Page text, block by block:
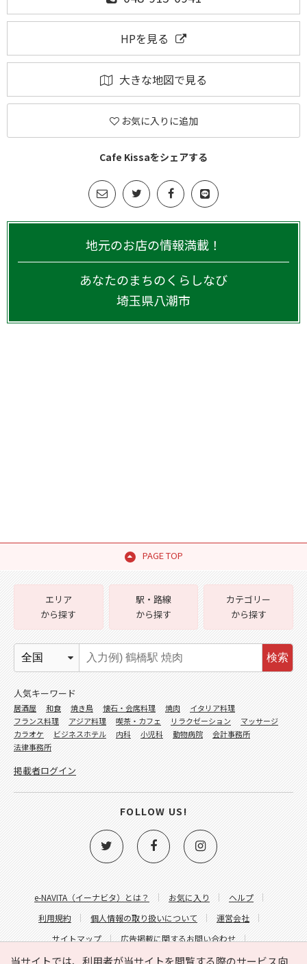
HPを見る
大きな地図で見る
お気に入りに追加
Cafe Kissaをシェアする
地元のお店の情報満載！
あなたのまちのくらしなび
埼玉県八潮市
PAGE TOP
当サイトでは、利用者が当サイトを閲覧する際のサービス向
e-NAVITA（イーナビタ）とは？ お気に入り
ヘルプ
利用規約
個人情報の取り扱いについて
運営会社
サイトマップ
広告掲載に関するお問い合わせ
サイトの内容に関するお問い合わせ
エリア
から探す
駅・路線
から探す
カテゴリー
から探す
検索
人気キーワード
居酒屋 和食 焼き鳥 懐石・会席料理 焼肉
イタリア料理
フランス料理
アジア料理 喫茶・カフェ リラクゼーション
マッサージ
カラオケ
ビジネスホテル 内科 小児科 動物病院
会計事務所
法律事務所
掲載者ログイン
FOLLOW US!